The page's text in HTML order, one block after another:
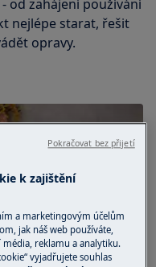
od zahájení používání
nejlépe starat, řešit
opravy.
k zajištění
a marketingovým účelům
jak náš web používáte,
reklamu a analytiku.
vyjadřujete souhlas
Pokračovat bez přijetí